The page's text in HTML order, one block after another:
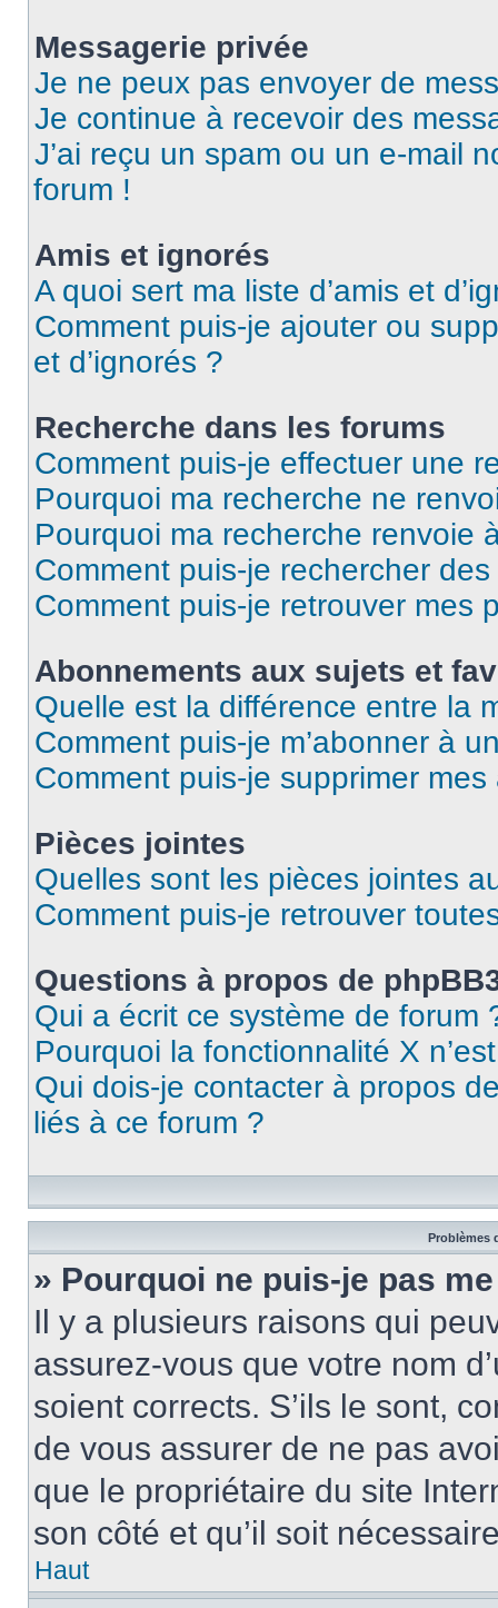
Messagerie privée
Je ne peux pas envoyer de
Je continue à recevoir des
J’ai reçu un spam ou un e-mail
forum !
Amis et ignorés
A quoi sert ma liste d’amis et
Comment puis-je ajouter ou
et d’ignorés ?
Recherche dans les forums
Comment puis-je effectuer une
Pourquoi ma recherche ne
Pourquoi ma recherche renvoie
Comment puis-je rechercher
Comment puis-je retrouver mes
Abonnements aux sujets et
Quelle est la différence entre la
Comment puis-je m’abonner à
Comment puis-je supprimer
Pièces jointes
Quelles sont les pièces jointes
Comment puis-je retrouver
Questions à propos de
Qui a écrit ce système de forum
Pourquoi la fonctionnalité X
Qui dois-je contacter à propos
liés à ce forum ?
Problèmes
» Pourquoi ne puis-je pas
Il y a plusieurs raisons qui
assurez-vous que votre nom
soient corrects. S’ils le sont,
de vous assurer de ne pas
que le propriétaire du site
son côté et qu’il soit
Haut